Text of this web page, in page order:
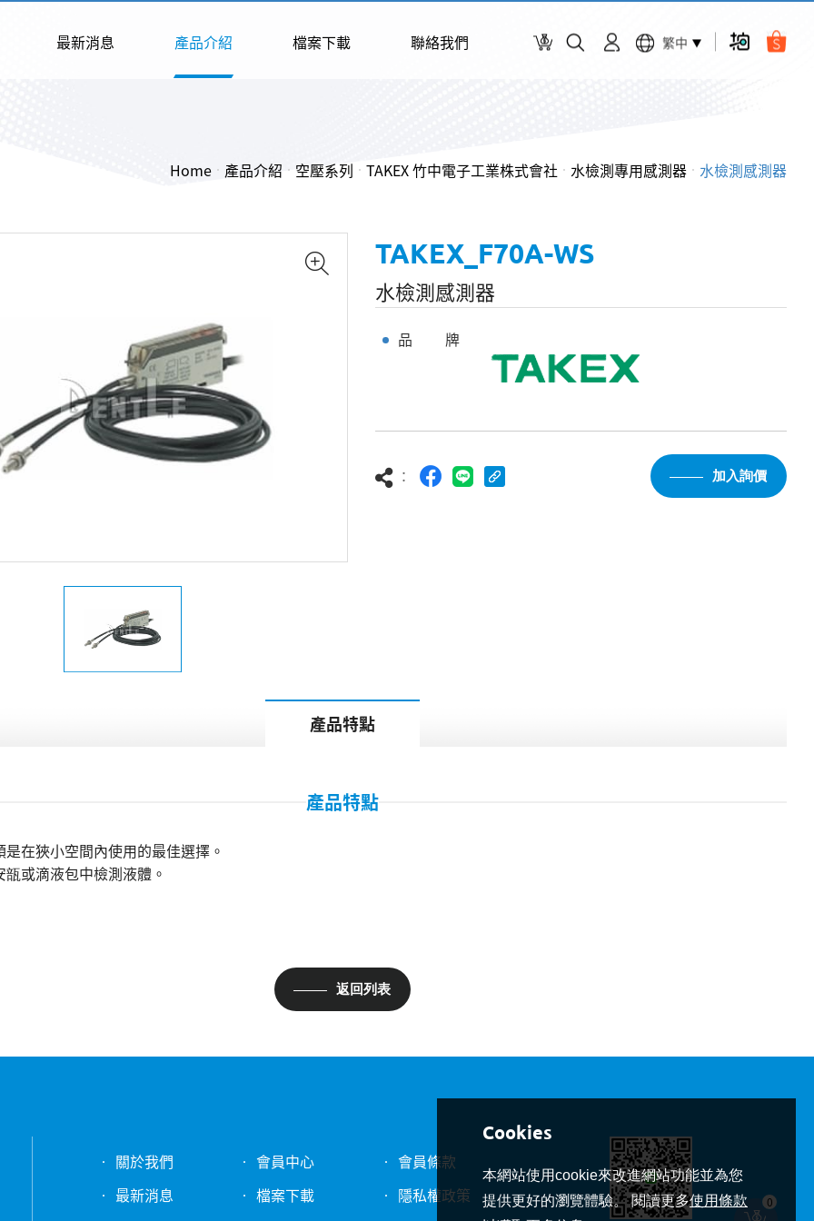
本網站使用cookie來改進網站功能並為您
提供更好的瀏覽體驗。 閱讀更多使用條款
最新消息 產品介紹 檔案下載 聯絡我們 繁中
Home 產品介紹 空壓系列 TAKEX 竹中電子工業株式會社 水檢測專用感測器 水檢測感測器
TAKEX_F70A-WS
水檢測感測器
品 牌
： 加入詢價
產品特點
產品特點
在狹小空間內使用的最佳選擇。
或滴液包中檢測液體。
返回列表
關於我們 會員中心
會員條款
最新消息
檔案下載
隱私權政策
0